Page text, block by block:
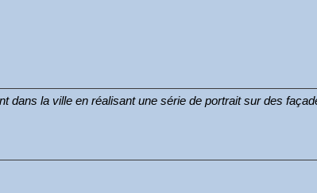
la ville en réalisant une série de portrait sur des